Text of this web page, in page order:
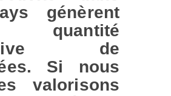
génèrent
quantité
de
Si nous
valorisons